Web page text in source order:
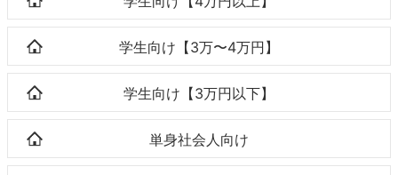
学生向け【3万〜4万円】
学生向け【3万円以下】
単身社会人向け